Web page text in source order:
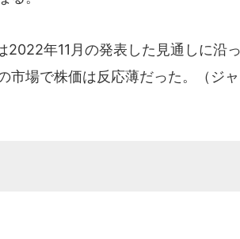
2022年11月の発表した見通しに沿
市場で株価は反応薄だった。（ジ